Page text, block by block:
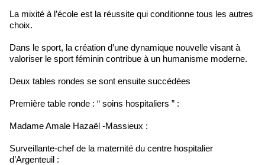
La mixité à l’école est la réussite qui conditionne tous les autres
choix.
Dans le sport, la création d’une dynamique nouvelle visant à
valoriser le sport féminin contribue à un humanisme moderne.
Deux tables rondes se sont ensuite succédées
Première table ronde : “ soins hospitaliers ” :
Madame Amale Hazaël -Massieux :
Surveillante-chef de la maternité du centre hospitalier
d’Argenteuil :